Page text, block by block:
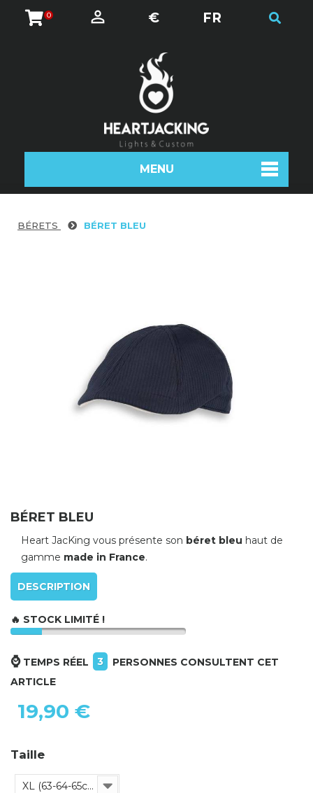
0 € FR
MENU
BÉRETS BÉRET BLEU
BÉRET BLEU
Heart JacKing vous présente son béret bleu haut de
gamme made in France.
DESCRIPTION
🔥 STOCK LIMITÉ !
⌚TEMPS RÉEL 3
PERSONNES CONSULTENT CET
ARTICLE
19,90 €
Taille
XL (63-64-65cm)